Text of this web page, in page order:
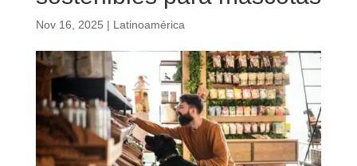
Nov 16, 2025 | Latinoamérica